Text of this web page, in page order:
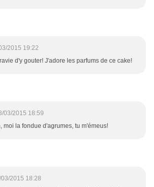
2015 19:22
d'y gouter! J'adore les parfums de ce cake!
03/2015 18:59
moi la fondue d'agrumes, tu m'émeus!
2015 18:28